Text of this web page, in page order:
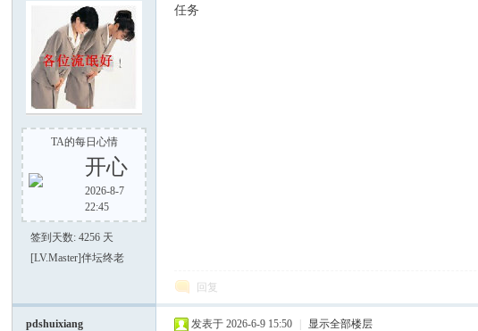
筒
TA的每日心情
开心
2026-8-7
22:45
签到天数: 4256 天
[LV.Master]伴坛终老
任务
回复
pdshuixiang 发表于 2026-6-9 15:50 显示全部楼层